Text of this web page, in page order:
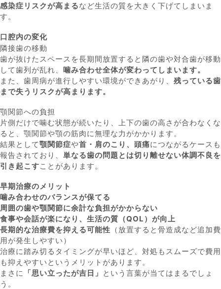
感染症リスクが高まるなど生活の質を大きく下げてしまいま
す。
口腔内の変化
隣接歯の移動
歯が抜けたスペースを長期間放置すると隣の歯や対合歯が移動
して歯列が乱れ、 噛み合わせ全体が変わってしまいます。
また、歯周病が進行しやすい環境ができあがり、 残っている歯
まで失うリスクが高まります。
顎関節への負担
片側だけで噛む状態が続いたり、上下の歯の高さが合わなくな
ると、顎関節や顎の筋肉に無理な力がかかります。
結果として顎関節症や首・肩のこり、頭痛につながるケースも
報告されており、 単なる歯の問題とは切り離せない体調不良を
引き起こすことがあります。
早期治療のメリット
噛み合わせのバランスが保てる
周囲の歯や顎関節に余計な負担がかからない
食事や会話が楽になり、生活の質（QOL）が向上
長期的な治療費を抑える可能性 （放置すると骨造成など追加費
用が発生しやすい）
治療に踏み切るタイミングが早いほど、対処もスムーズで費用
も抑えやすいというメリットがあります。
まさに 「思い立ったが吉日」 という言葉が当てはまるでしょ
う。